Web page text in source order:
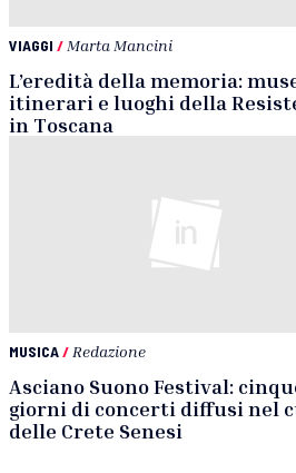
VIAGGI / Marta Mancini
L’eredità della memoria:
itinerari e luoghi della
in Toscana
MUSICA/ Redazione
Asciano Suono Festival:
giorni di concerti diffusi nel
delle Crete Senesi